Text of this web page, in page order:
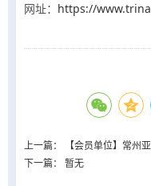
网址： https://
上一篇：
【会员单位】常州
下一篇： 暂无